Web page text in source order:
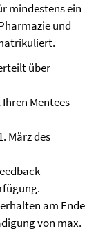
mindestens ein
und
über
Mentees
März des
am Ende
von max.